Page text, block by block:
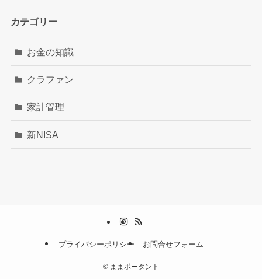
カテゴリー
お金の知識
クラファン
家計管理
新NISA
プライバシーポリシー お問合せフォーム
© ままポータント